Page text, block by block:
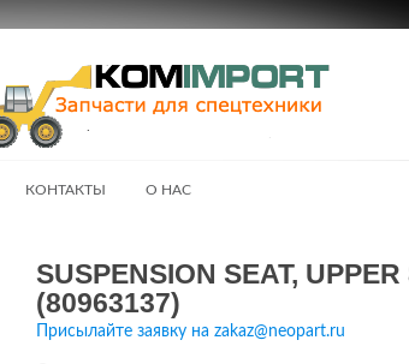
КОНТАКТЫ О НАС
SUSPENSION SEAT,
(80963137)
Присылайте заявку на zakaz@neopart.ru